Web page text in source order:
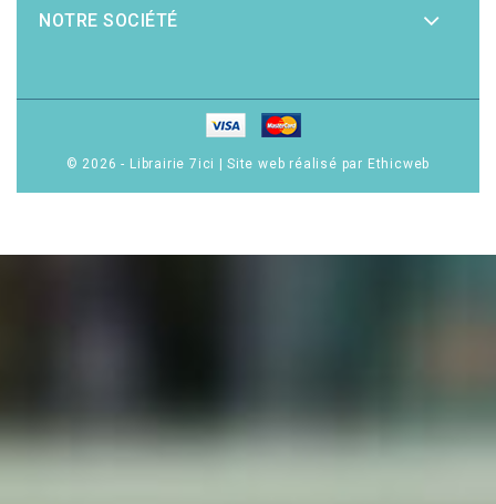
NOTRE SOCIÉTÉ
© 2026 - Librairie 7ici Site web réalisé par Ethicweb